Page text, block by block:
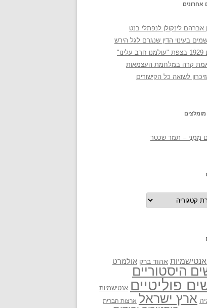
אחרונים
אברהם לינקולן לנפתלי בנט
בעינוי הדין שנגרם לגל הירש
קרה במלחמת העצמאות
לשואה כל הקישורים
מומלצים
מִמֶנִי – תמר שכטר
אהוד ברק אולמרט
היסטוריים
פוליטיים אנטישמיות
ארץ ישראל ארצות הברית